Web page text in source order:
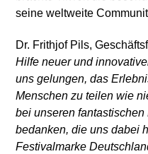
seine weltweite
Dr. Frithjof Pils,
Hilfe neuer und
uns gelungen, das
Menschen zu teilen wie
bei unseren
bedanken, die uns dabei
Festivalmarke